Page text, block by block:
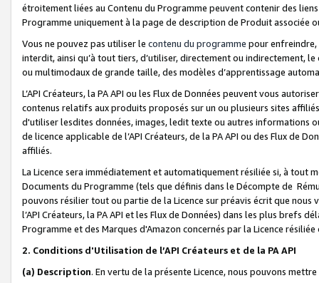
étroitement liées au Contenu du Programme peuvent contenir des
Programme uniquement à la page de description de Produit associée
Vous ne pouvez pas utiliser le contenu du programme pour
interdit, ainsi qu’à tout tiers, d’utiliser, directement ou indirectement,
ou multimodaux de grande taille, des modèles d’apprentissage
L’API Créateurs, la PA API ou les Flux de Données peuvent vous
contenus relatifs aux produits proposés sur un ou plusieurs sites
d'utiliser lesdites données, images, ledit texte ou autres informations
de licence applicable de l’API Créateurs, de la PA API ou des Flux de
affiliés.
La Licence sera immédiatement et automatiquement résiliée si, à
Documents du Programme (tels que définis dans le Décompte de
pouvons résilier tout ou partie de la Licence sur préavis écrit que
l’API Créateurs, la PA API et les Flux de Données) dans les plus
Programme et des Marques d'Amazon concernés par la Licence
2. Conditions d'Utilisation de l’API Créateurs et de la PA API
(a) Description. En vertu de la présente Licence, nous pouvons